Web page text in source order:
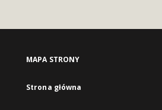
MAPA STRONY
Strona główna